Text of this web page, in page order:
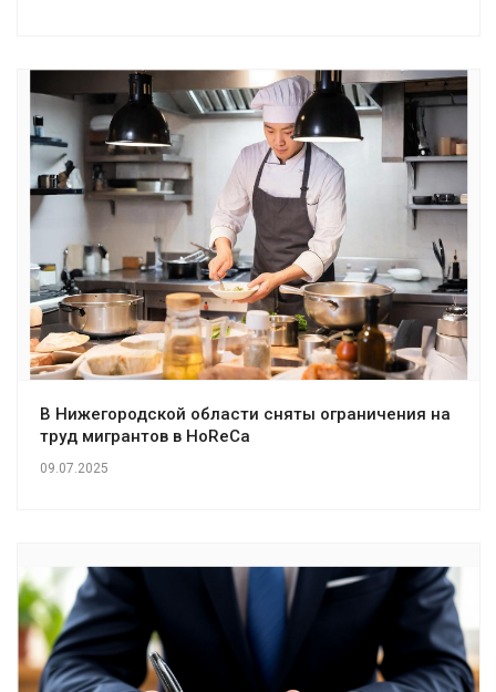
В Нижегородской области сняты ограничения на
труд мигрантов в HoReCa
09.07.2025